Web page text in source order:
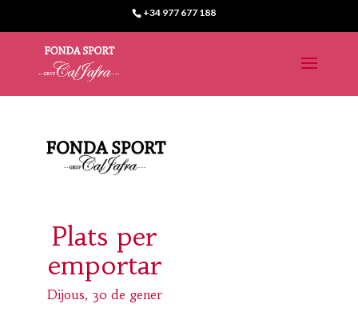
+34 977 677 188
Plats per
emportar
Dijous, 30 de gener